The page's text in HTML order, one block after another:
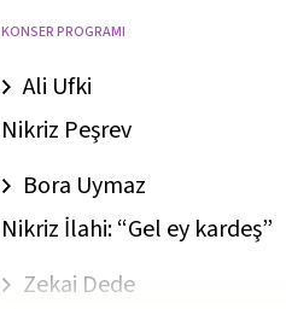
KONSER PROGRAMI
Ali Ufki
Nikriz Peşrev
Bora Uymaz
Nikriz İlahi: “Gel ey kardeş”
Zekai Dede